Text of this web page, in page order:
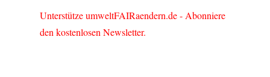
Unterstütze umweltFAIRaendern.de - Abonniere
den kostenlosen Newsletter.